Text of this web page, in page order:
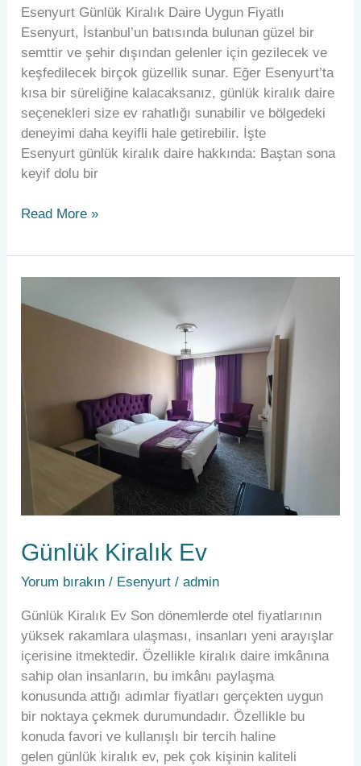
Esenyurt Günlük Kiralık Daire Uygun Fiyatlı
Esenyurt, İstanbul’un batısında bulunan güzel bir
semttir ve şehir dışından gelenler için gezilecek ve
keşfedilecek birçok güzellik sunar. Eğer Esenyurt’ta
kısa bir süreliğine kalacaksanız, günlük kiralık daire
seçenekleri size ev rahatlığı sunabilir ve bölgedeki
deneyimi daha keyifli hale getirebilir. İşte
Esenyurt günlük kiralık daire hakkında: Baştan sona
keyif dolu bir
Read More »
Günlük Kiralık Ev
Yorum bırakın / Esenyurt /admin
Günlük Kiralık Ev Son dönemlerde otel fiyatlarının
yüksek rakamlara ulaşması, insanları yeni arayışlar
içerisine itmektedir. Özellikle kiralık daire imkânına
sahip olan insanların, bu imkânı paylaşma
konusunda attığı adımlar fiyatları gerçekten uygun
bir noktaya çekmek durumundadır. Özellikle bu
konuda favori ve kullanışlı bir tercih haline
gelen günlük kiralık ev, pek çok kişinin kaliteli
Kiralık